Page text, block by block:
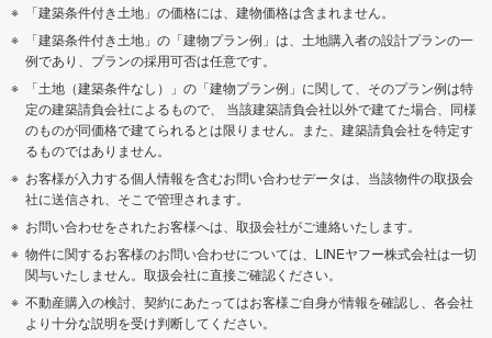
「建築条件付き土地」の価格には、建物価格は含まれません。
「建築条件付き土地」の「建物プラン例」は、土地購入者の設計プランの一
例であり、プランの採用可否は任意です。
「土地（建築条件なし）」の「建物プラン例」に関して、そのプラン例は特
定の建築請負会社によるもので、 当該建築請負会社以外で建てた場合、同様
のものが同価格で建てられるとは限りません。また、建築請負会社を特定す
るものではありません。
お客様が入力する個人情報を含むお問い合わせデータは、当該物件の取扱会
社に送信され、そこで管理されます。
お問い合わせをされたお客様へは、取扱会社がご連絡いたします。
物件に関するお客様のお問い合わせについては、LINEヤフー株式会社は一切
関与いたしません。取扱会社に直接ご確認ください。
不動産購入の検討、契約にあたってはお客様ご自身が情報を確認し、各会社
より十分な説明を受け判断してください。